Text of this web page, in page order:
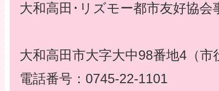
大和高田･リズモー都市友好協会
大和高田市大字大中98番地4（市
電話番号：0745-22-1101